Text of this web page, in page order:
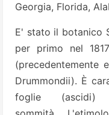
Georgia, Florida,
E' stato il botanico
per primo nel
(precedentemente
Drummondii). È
foglie